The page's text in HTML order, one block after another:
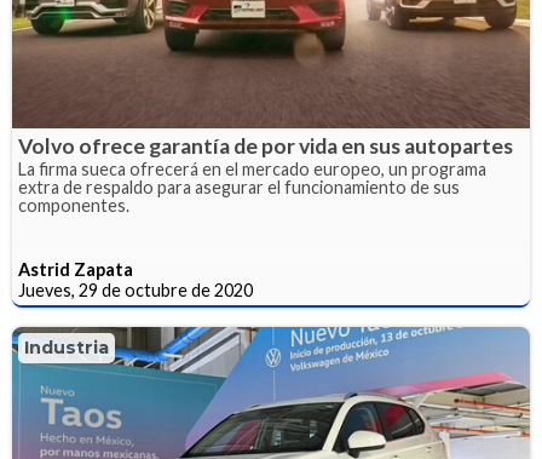
Volvo ofrece garantía de por vida en sus autopartes
La firma sueca ofrecerá en el mercado europeo, un programa
extra de respaldo para asegurar el funcionamiento de sus
componentes.
Astrid Zapata
Jueves, 29 de octubre de 2020
Industria